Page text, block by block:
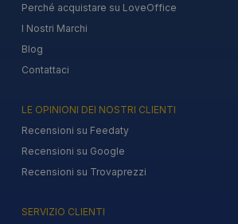
Perché acquistare su LoveOffice
I Nostri Marchi
Blog
Contattaci
LE OPINIONI DEI NOSTRI CLIENTI
Recensioni su Feedaty
Recensioni su Google
Recensioni su Trovaprezzi
SERVIZIO CLIENTI